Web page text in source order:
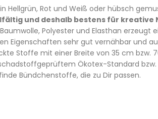
Hellgrün, Rot und Weiß oder hübsch
und deshalb bestens für kreative
Polyester und Elasthan
Eigenschaften sehr gut vernähbar und
Stoffe mit einer Breite von 35 cm bzw.
Ökotex-Standard
Bündchenstoffe, die zu Dir passen.